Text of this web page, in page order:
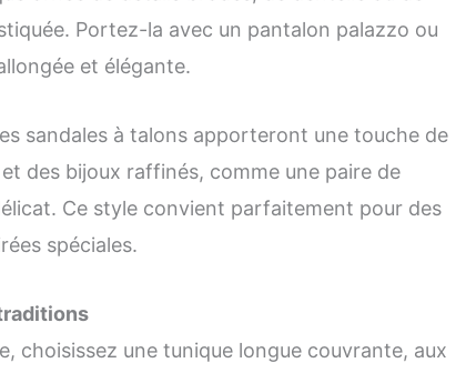
Portez-la avec un pantalon palazzo ou
et élégante.
sandales à talons apporteront une touche de
des bijoux raffinés, comme une paire de
Ce style convient parfaitement pour des
spéciales.
choisissez une tunique longue couvrante, aux